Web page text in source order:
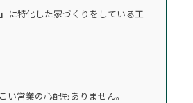
に特化した家づくりをしている工
営業の心配もありません。